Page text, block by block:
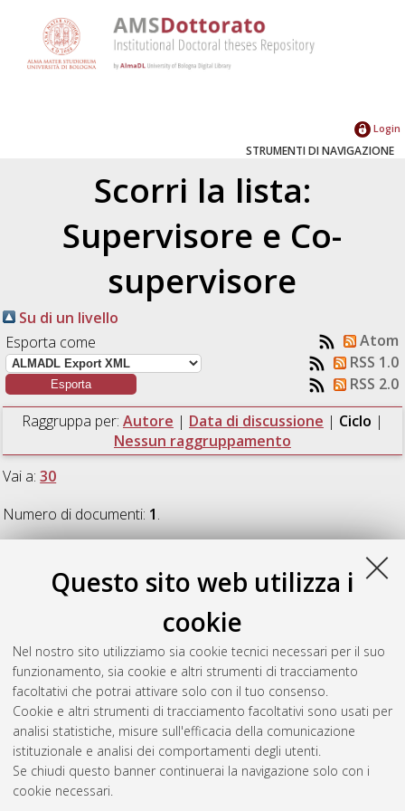
Questo sito web utilizza i
cookie
Nel nostro sito utilizziamo sia cookie tecnici necessari per il suo
funzionamento, sia cookie e altri strumenti di tracciamento
facoltativi che potrai attivare solo con il tuo consenso.
Cookie e altri strumenti di tracciamento facoltativi sono usati per
analisi statistiche, misure sull'efficacia della comunicazione
istituzionale e analisi dei comportamenti degli utenti.
Se chiudi questo banner continuerai la navigazione solo con i
cookie necessari.
Login
STRUMENTI DI NAVIGAZIONE
Scorri la lista:
Supervisore e Co-
supervisore
Su di un livello
Esporta come
Atom
RSS 1.0
RSS 2.0
Raggruppa per: Autore | Data di discussione | Ciclo |
Nessun raggruppamento
Vai a:30
Numero di documenti: 1.
MAORY: wavefront sensor prototype and
, [Dissertation thesis], Alma Mater
Studiorum Università di Bologna. Dottorato di ricerca in
Astrofisica, 30 Ciclo. DOI 10.6092/unibo/amsdottorato/8534.
Questa lista e' stata generata il Thu Aug 6 20:44:16 2026
Atom